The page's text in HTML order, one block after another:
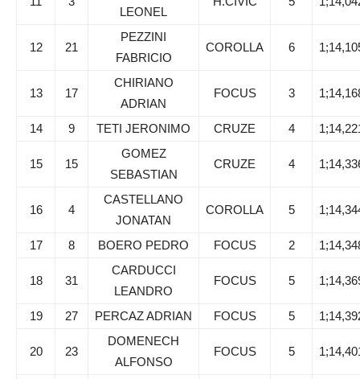
LEONEL
12 21
PEZZINI
FABRICIO
COROLLA 6
13 17
CHIRIANO
ADRIAN
FOCUS 3
14 9 TETI JERONIMO CRUZE 4
15 15
GOMEZ
SEBASTIAN
CRUZE 4
16 4
CASTELLANO
JONATAN
COROLLA 5
17 8 BOERO PEDRO FOCUS 2
18 31
CARDUCCI
LEANDRO
FOCUS 5
19 27 PERCAZ ADRIAN FOCUS 5
20 23
DOMENECH
ALFONSO
FOCUS 5